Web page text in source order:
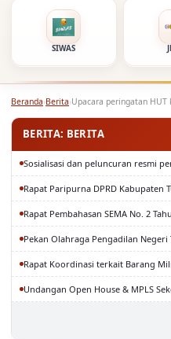
SIWAS
Beranda›Berita›
BERITA: BERITA
Rapat Paripurna DPRD Kabupaten
Rapat Pembahasan SEMA No. 2
Rapat Koordinasi terkait Barang
Undangan Open House & MPLS